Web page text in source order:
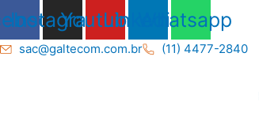
para
o
Instagram
YoutubeLinkedinWhatsapp
sac@galtecom.com.br (11) 4477-2840